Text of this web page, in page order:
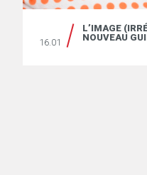
16.01
L’IMAGE
NOUVEAU